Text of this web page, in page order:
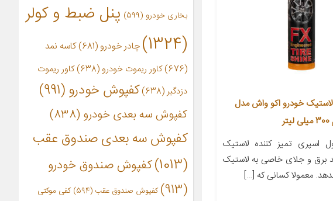
خودرو اکو واش مدل
اسپری تمیز کننده لاستیک
برق و جلای خاصی به لاستیک
معمولا کسانی که […]
بخاری خودرو (599)
پنل ضبط و کولر
(1324)
چادر خودرو (681)
کاسه نمد
(676)
کاور ریموت خودرو(638)
کاور ریموت
دزدگیر(638) کفپوش خودرو(991)
کفپوش سه بعدی خودرو (838)
کفپوش سه بعدی صندوق عقب
(1013)
کفپوش صندوق خودرو
(913)
کفپوش صندوق عقب (594) کفی موکتی